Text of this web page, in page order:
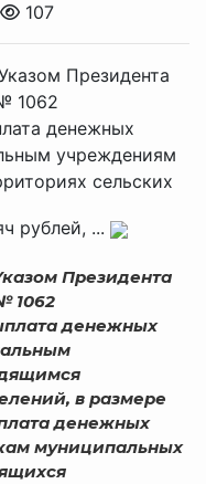
107
Президента
1062
денежных
учреждениям
сельских
рублей, ...
Президента
1062
денежных
в размере
денежных
муниципальных